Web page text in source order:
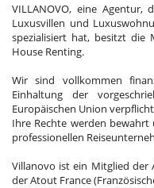
VILLANOVO, eine Agentur,
Luxusvillen und
spezialisiert hat, besitzt die
House Renting.
Wir sind vollkommen
Einhaltung der
Europäischen Union
Ihre Rechte werden
professionellen
Villanovo ist ein Mitglied der
der Atout France